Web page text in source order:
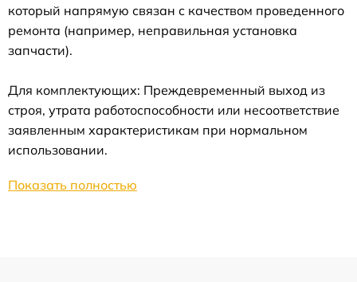
который напрямую связан с качеством проведенного
ремонта (например, неправильная установка
запчасти).
Для комплектующих: Преждевременный выход из
строя, утрата работоспособности или несоответствие
заявленным характеристикам при нормальном
использовании.
Показать полностью